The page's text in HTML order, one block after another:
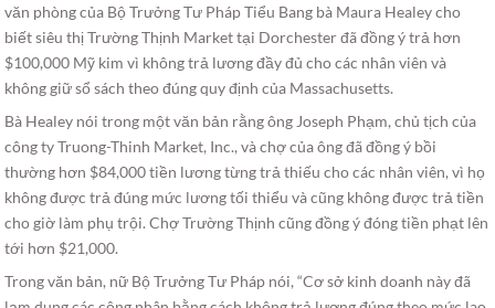
văn phòng của Bộ Trưởng Tư Pháp Tiểu Bang bà Maura Healey cho
biết siêu thị Trường Thịnh Market tại Dorchester đã đồng ý trả hơn
$100,000 Mỹ kim vì không trả lương đầy đủ cho các nhân viên và
không giữ sổ sách theo đúng quy định của Massachusetts.
Bà Healey nói trong một văn bản rằng ông Joseph Phạm, chủ tịch của
công ty Truong-Thinh Market, Inc., và chợ của ông đã đồng ý bồi
thường hơn $84,000 tiền lương từng trả thiếu cho các nhân viên, vì họ
không được trả đúng mức lương tối thiểu và cũng không được trả tiền
cho giờ làm phụ trội. Chợ Trường Thịnh cũng đồng ý đóng tiền phạt lên
tới hơn $21,000.
Trong văn bản, nữ Bộ Trưởng Tư Pháp nói, “Cơ sở kinh doanh này đã